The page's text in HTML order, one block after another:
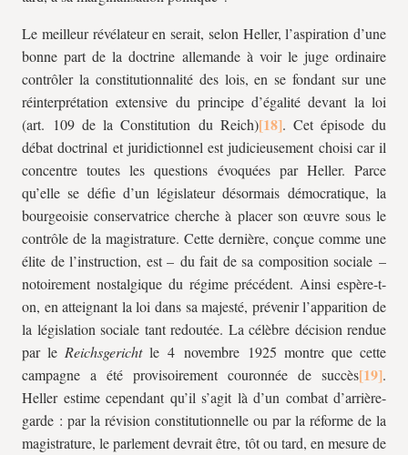
Le meilleur révélateur en serait, selon Heller, l’aspiration d’une
bonne part de la doctrine allemande à voir le juge ordinaire
contrôler la constitutionnalité des lois, en se fondant sur une
réinterprétation extensive du principe d’égalité devant la loi
(art. 109 de la Constitution du Reich)
. Cet épisode du
débat doctrinal et juridictionnel est judicieusement choisi car il
concentre toutes les questions évoquées par Heller. Parce
qu’elle se défie d’un législateur désormais démocratique, la
bourgeoisie conservatrice cherche à placer son œuvre sous le
contrôle de la magistrature. Cette dernière, conçue comme une
élite de l’instruction, est – du fait de sa composition sociale –
notoirement nostalgique du régime précédent. Ainsi espère-t-
on, en atteignant la loi dans sa majesté, prévenir l’apparition de
la législation sociale tant redoutée. La célèbre décision rendue
par le Reichsgerichtle 4 novembre 1925 montre que cette
campagne a été provisoirement couronnée de succès
.
Heller estime cependant qu’il s’agit là d’un combat d’arrière-
garde : par la révision constitutionnelle ou par la réforme de la
magistrature, le parlement devrait être, tôt ou tard, en mesure de